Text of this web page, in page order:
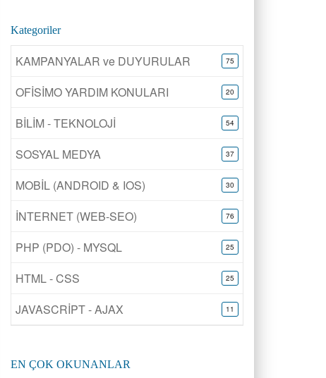
Kategoriler
KAMPANYALAR ve DUYURULAR 75
OFİSİMO YARDIM KONULARI 20
BİLİM - TEKNOLOJİ 54
SOSYAL MEDYA 37
MOBİL (ANDROID & IOS) 30
İNTERNET (WEB-SEO) 76
PHP (PDO) - MYSQL 25
HTML - CSS 25
JAVASCRİPT - AJAX 11
EN ÇOK OKUNANLAR